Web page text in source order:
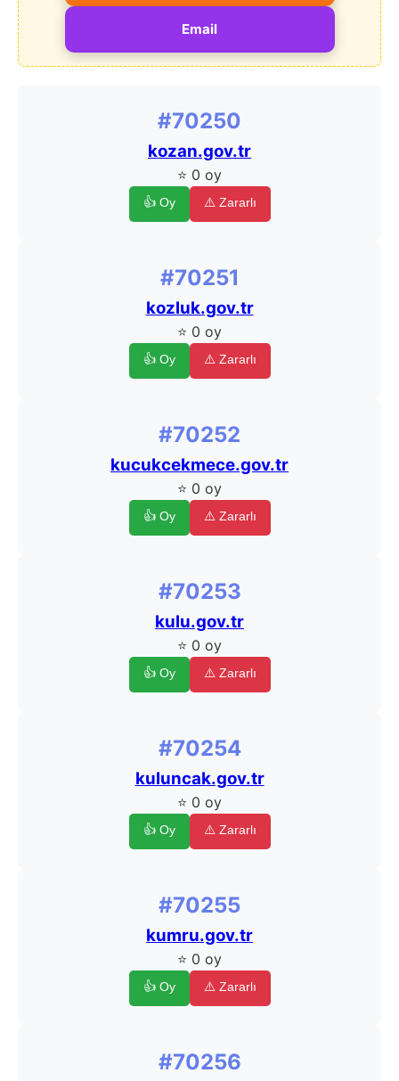
Email
#70250
kozan.gov.tr
⭐ 0 oy
👍 Oy ⚠️ Zararlı
#70251
kozluk.gov.tr
⭐ 0 oy
👍 Oy ⚠️ Zararlı
#70252
kucukcekmece.gov.tr
⭐ 0 oy
👍 Oy ⚠️ Zararlı
#70253
kulu.gov.tr
⭐ 0 oy
👍 Oy ⚠️ Zararlı
#70254
kuluncak.gov.tr
⭐ 0 oy
👍 Oy ⚠️ Zararlı
#70255
kumru.gov.tr
⭐ 0 oy
👍 Oy ⚠️ Zararlı
#70256